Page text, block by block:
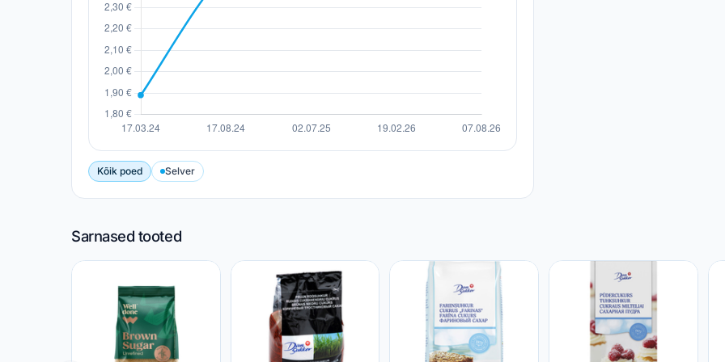
Kõik poed Selver
Sarnased tooted